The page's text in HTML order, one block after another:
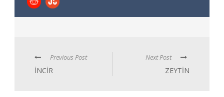
Previous Post
İNCİR
Next Post
ZEYTİN